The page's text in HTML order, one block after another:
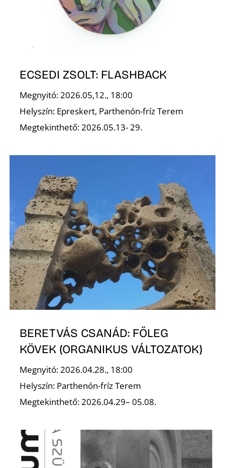
ECSEDI ZSOLT: FLASHBACK
Megnyitó: 2026.05,12., 18:00
Helyszín: Epreskert, Parthenón-fríz Terem
Megtekinthető: 2026.05.13- 29.
BERETVÁS CSANÁD: FŐLEG
KÖVEK (ORGANIKUS VÁLTOZATOK)
Megnyitó: 2026.04.28., 18:00
Helyszín: Parthenón-fríz Terem
Megtekinthető: 2026.04.29– 05.08.